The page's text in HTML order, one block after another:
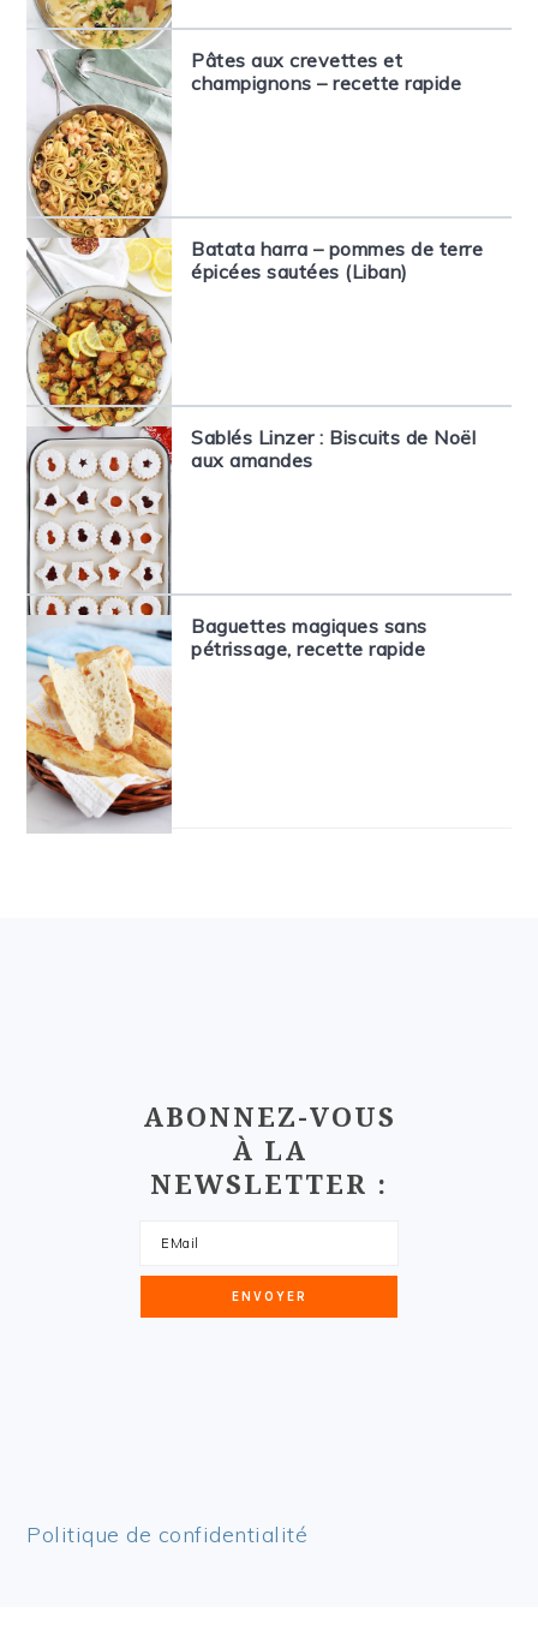
Pâtes aux crevettes et
champignons – recette rapide
Batata harra – pommes de terre
épicées sautées (Liban)
Sablés Linzer : Biscuits de Noël
aux amandes
Baguettes magiques sans
pétrissage, recette rapide
ABONNEZ-VOUS
À LA
NEWSLETTER :
Politique de confidentialité